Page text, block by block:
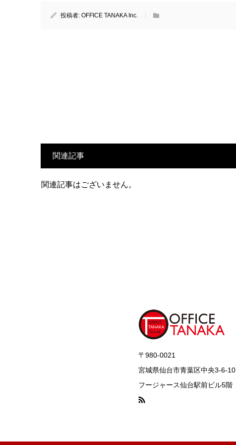
投稿者: OFFICE TANAKA Inc.
関連記事
関連記事はございません。
〒980-0021
宮城県仙台市青葉区中央3-6-10
フージャース仙台駅前ビル5階